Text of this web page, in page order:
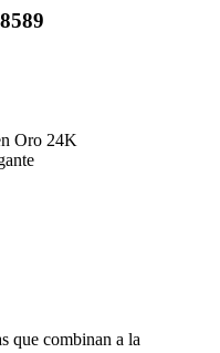
Oro 24K
que combinan a la